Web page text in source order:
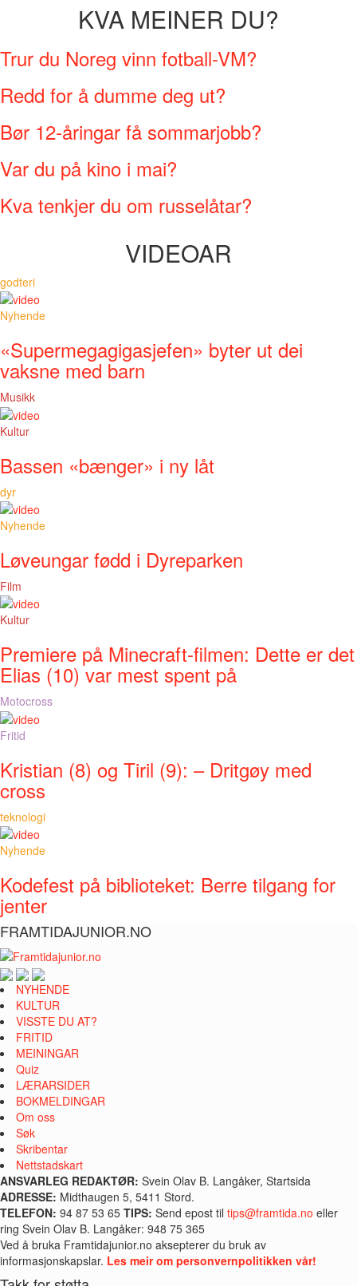
KVA MEINER DU?
Trur du Noreg vinn fotball-VM?
Redd for å dumme deg ut?
Bør 12-åringar få sommarjobb?
Var du på kino i mai?
Kva tenkjer du om russelåtar?
VIDEOAR
godteri
Nyhende
«Supermegagigasjefen» byter ut dei
vaksne med barn
Musikk
Kultur
Bassen «bænger» i ny låt
dyr
Nyhende
Løveungar fødd i Dyreparken
Film
Kultur
Premiere på Minecraft-filmen: Dette er det
Elias (10) var mest spent på
Motocross
Fritid
Kristian (8) og Tiril (9): – Dritgøy med
cross
teknologi
Nyhende
Kodefest på biblioteket: Berre tilgang for
jenter
FRAMTIDAJUNIOR.NO
NYHENDE
KULTUR
VISSTE DU AT?
FRITID
MEININGAR
Quiz
LÆRARSIDER
BOKMELDINGAR
Om oss
Søk
Skribentar
Nettstadskart
ANSVARLEG REDAKTØR: Svein Olav B. Langåker, Startsida
ADRESSE: Midthaugen 5, 5411 Stord.
TELEFON: 94 87 53 65 TIPS: Send epost til tips@framtida.no eller
ring Svein Olav B. Langåker: 948 75 365
Ved å bruka Framtidajunior.no aksepterer du bruk av
informasjonskapslar. Les meir om personvernpolitikken vår!